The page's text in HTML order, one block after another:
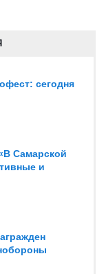
сегодня
Самарской
и